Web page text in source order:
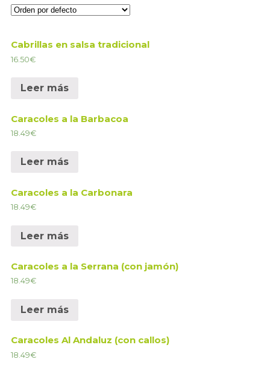
Cabrillas en salsa tradicional
16.50€
Leer más
Caracoles a la Barbacoa
18.49€
Leer más
Caracoles a la Carbonara
18.49€
Leer más
Caracoles a la Serrana (con jamón)
18.49€
Leer más
Caracoles Al Andaluz (con callos)
18.49€